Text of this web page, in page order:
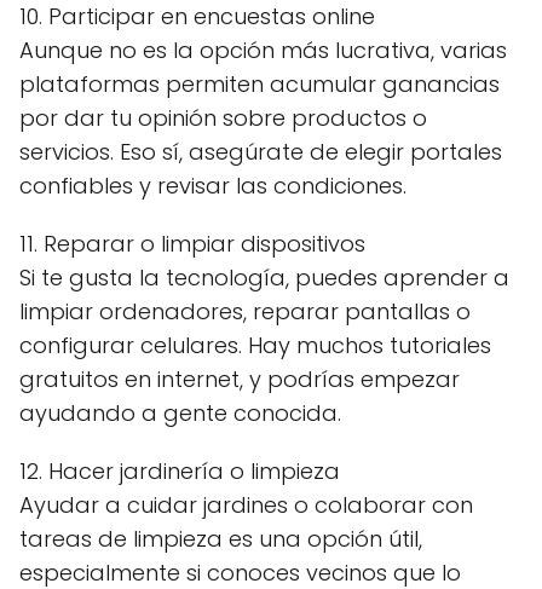
10. Participar en encuestas online
Aunque no es la opción más lucrativa, varias
plataformas permiten acumular ganancias
por dar tu opinión sobre productos o
servicios. Eso sí, asegúrate de elegir portales
confiables y revisar las condiciones.
11. Reparar o limpiar dispositivos
Si te gusta la tecnología, puedes aprender a
limpiar ordenadores, reparar pantallas o
configurar celulares. Hay muchos tutoriales
gratuitos en internet, y podrías empezar
ayudando a gente conocida.
12. Hacer jardinería o limpieza
Ayudar a cuidar jardines o colaborar con
tareas de limpieza es una opción útil,
especialmente si conoces vecinos que lo